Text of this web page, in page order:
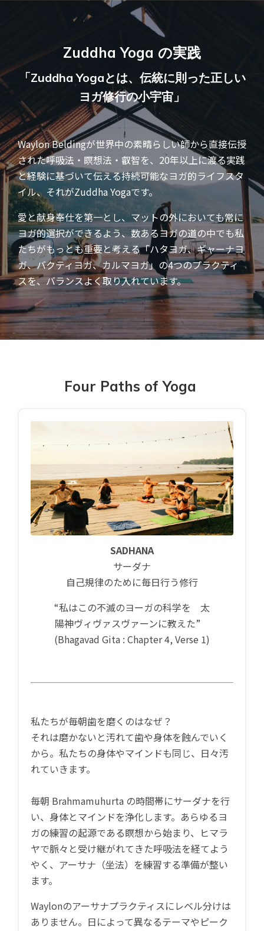
Zuddha Yoga の実践
「Zuddha Yogaとは、伝統に則った正しい
ヨガ修行の小宇宙」
Waylon Beldingが世界中の素晴らしい師から直接伝授
された呼吸法・瞑想法・叡智を、20年以上に渡る実践
と経験に基づいて伝える持続可能なヨガ的ライフスタ
イル、それがZuddha Yogaです。
愛と献身奉仕を第一とし、マットの外においても常に
ヨガ的選択ができるよう、数あるヨガの道の中でも私
たちがもっとも重要と考える「ハタヨガ、ギャーナヨ
ガ、バクティヨガ、カルマヨガ」の4つのプラクティ
スを、バランスよく取り入れています。
Four Paths of Yoga
SADHANA
サーダナ
自己規律のために毎日行う修行
“私はこの不滅のヨーガの科学を 太
陽神ヴィヴァスヴァーンに教えた”
(Bhagavad Gita : Chapter 4, Verse 1)
私たちが毎朝歯を磨くのはなぜ？
それは磨かないと汚れて歯や身体を蝕んでいく
から。私たちの身体やマインドも同じ、日々汚
れていきます。
毎朝 Brahmamuhurta の時間帯にサーダナを行
い、身体とマインドを浄化します。あらゆるヨ
ガの練習の起源である瞑想から始まり、ヒマラ
ヤで脈々と受け継がれてきた呼吸法を経てよう
やく、アーサナ（坐法）を練習する準備が整い
ます。
Waylonのアーサナプラクティスにレベル分けは
ありません。日によって異なるテーマやピーク